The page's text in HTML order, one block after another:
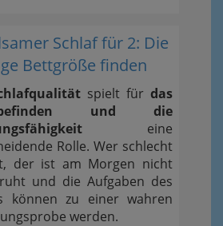
Schlaf für 2: Die
Bettgröße finden
spielt für das
und die
eine
Rolle. Wer schlecht
der ist am Morgen nicht
und die Aufgaben des
können zu einer wahren
werden.